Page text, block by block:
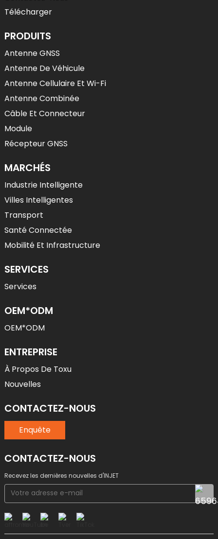
Télécharger
PRODUITS
Antenne GNSS
Antenne De Véhicule
Antenne Cellulaire Et Wi-Fi
Antenne Combinée
Câble Et Connecteur
Module
Récepteur GNSS
MARCHÉS
Industrie Intelligente
Villes Intelligentes
Transport
Santé Connectée
Mobilité Et Infrastructure
SERVICES
Services
OEM*ODM
OEM*ODM
ENTREPRISE
À Propos De Toxu
Nouvelles
CONTACTEZ-NOUS
Enquête
CONTACTEZ-NOUS
Recevez les dernières nouvelles d'INJET